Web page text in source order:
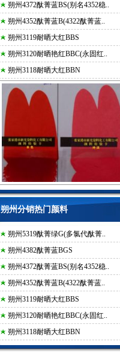
朔州4372酞菁蓝BS(别名4352稳..
朔州4352酞菁蓝B(4322酞菁蓝..
朔州3119耐晒大红BBS
朔州3120耐晒艳红BBC(永固红..
朔州3118耐晒大红BBN
朔州分销热门颜料
朔州5319酞菁绿G(多氯代酞菁..
朔州4382酞菁蓝BGS
朔州4372酞菁蓝BS(别名4352稳..
朔州4352酞菁蓝B(4322酞菁蓝..
朔州3119耐晒大红BBS
朔州3120耐晒艳红BBC(永固红..
朔州3118耐晒大红BBN